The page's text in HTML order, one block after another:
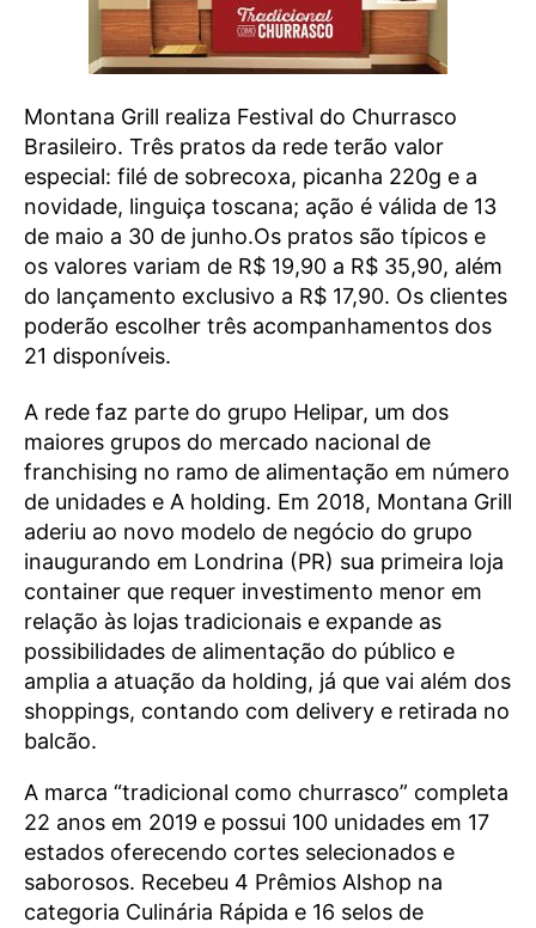
Montana Grill realiza Festival do Churrasco
Brasileiro. Três pratos da rede terão valor
especial: filé de sobrecoxa, picanha 220g e a
novidade, linguiça toscana; ação é válida de 13
de maio a 30 de junho.Os pratos são típicos e
os valores variam de R$ 19,90 a R$ 35,90, além
do lançamento exclusivo a R$ 17,90. Os clientes
poderão escolher três acompanhamentos dos
21 disponíveis.
A rede faz parte do grupo Helipar, um dos
maiores grupos do mercado nacional de
franchising no ramo de alimentação em número
de unidades e A holding. Em 2018, Montana Grill
aderiu ao novo modelo de negócio do grupo
inaugurando em Londrina (PR) sua primeira loja
container que requer investimento menor em
relação às lojas tradicionais e expande as
possibilidades de alimentação do público e
amplia a atuação da holding, já que vai além dos
shoppings, contando com delivery e retirada no
balcão.
A marca “tradicional como churrasco” completa
22 anos em 2019 e possui 100 unidades em 17
estados oferecendo cortes selecionados e
saborosos. Recebeu 4 Prêmios Alshop na
categoria Culinária Rápida e 16 selos de